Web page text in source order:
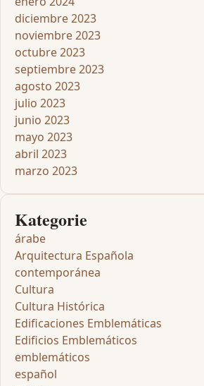
diciembre 2023
noviembre 2023
octubre 2023
septiembre 2023
agosto 2023
julio 2023
junio 2023
mayo 2023
abril 2023
marzo 2023
Kategorie
árabe
Arquitectura Española
contemporánea
Cultura
Cultura Histórica
Edificaciones Emblemáticas
Edificios Emblemáticos
emblemáticos
español